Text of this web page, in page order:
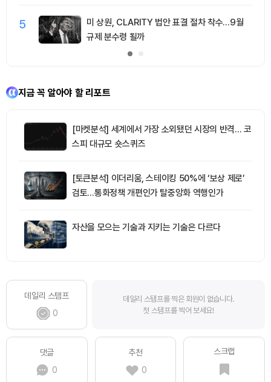
5
미 상원, CLARITY 법안 표결 절차 착수…9월
규제 분수령 될까
지금 꼭 알아야 할 리포트
[마켓분석] 세계에서 가장 소외됐던 시장의 반격… 코
스피 대규모 숏스퀴즈
[토큰분석] 이더리움, 스테이킹 50%에 ‘보상 제로’
검토…통화정책 개편인가 탈중앙화 역행인가
자산을 모으는 기술과 지키는 기술은 다르다
데일리 스탬프
0
데일리 스탬프를 찍은 회원이 없습니다.
첫 스탬프를 찍어 보세요!
댓글
0
추천
0
스크랩